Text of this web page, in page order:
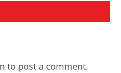
to post a comment.